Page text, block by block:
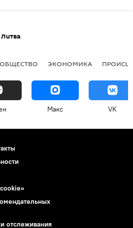
Литва
ОБЩЕСТВО ЭКОНОМИКА
Макс VK
отслеживания